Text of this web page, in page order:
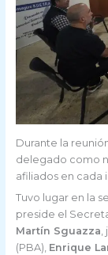
Durante la
delegado como
afiliados en cada
Tuvo lugar en la
preside el
Martín Sguazza,
(PBA), Enrique